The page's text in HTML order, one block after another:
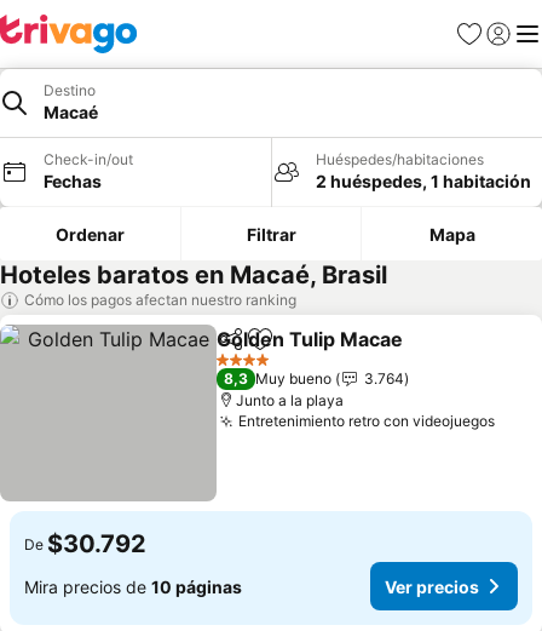
Favoritos
Iniciar
Destino
Macaé
Check-in/out
Fechas
Huéspedes/habitaciones
2 huéspedes, 1 habitación
Ordenar Filtrar Mapa
Hoteles baratos en Macaé, Brasil
Cómo los pagos afectan nuestro ranking
CompartirAgregar a favoritos
Golden Tulip Macae
4 Estrellas
8,3 Muy bueno
3.764
Junto a la playa
Entretenimiento retro con videojuegosVer
De $30.792
Mira precios de 10 páginas Ver precios